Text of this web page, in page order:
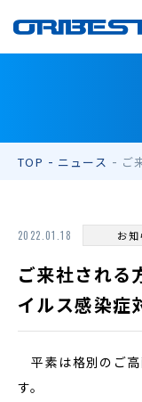
TOP ニュース ご
2022.01.18 お知
ご来社される
イルス感染症
平素は格別のご高
す。